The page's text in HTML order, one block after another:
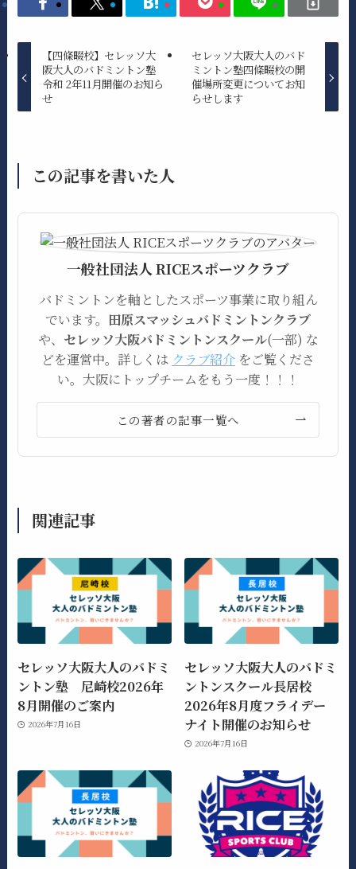
【四條畷校】セレッソ大
阪大人のバドミントン塾
令和 2年11月開催のお知ら
せ
セレッソ大阪大人のバド
ミントン塾四條畷校の開
催場所変更についてお知
らせします
この記事を書いた人
一般社団法人 RICEスポーツクラブ
バドミントンを軸としたスポーツ事業に取り組ん
でいます。 田原スマッシュバドミントンクラブ
や、 セレッソ大阪バドミントンスクール(一部) な
どを運営中。詳しくは クラブ紹介 をご覧くださ
い。大阪にトップチームをもう一度！！！
この著者の記事一覧へ
関連記事
セレッソ大阪大人のバドミ
ントン塾 尼崎校2026年
8月開催のご案内
2026年7月16日
セレッソ大阪大人のバドミ
ントンスクール長居校
2026年8月度フライデー
ナイト開催のお知らせ
2026年7月16日